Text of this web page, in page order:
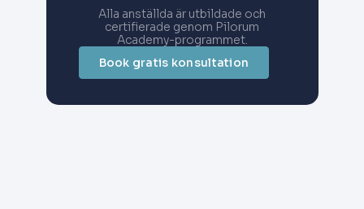
Alla anställda är utbildade och
certifierade genom Pilorum
Academy-programmet.
Book gratis konsultation